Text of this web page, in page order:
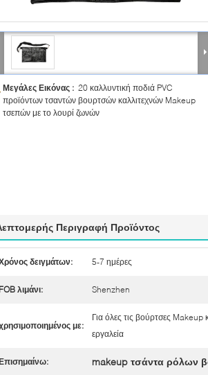
Μεγάλες Εικόνας : 20 καλλυντική ποδιά PVC
προϊόντων τσαντών βουρτσών καλλιτεχνών Makeup
τσεπών με το λουρί ζωνών
Περιγραφή Προϊόντος
δειγμάτων: 5-7 ημέρες
FOB λιμάνι: Shenzhen
με:
Για όλες τις βούρτσες Makeup
εργαλεία
makeup τσάντα ρόλων